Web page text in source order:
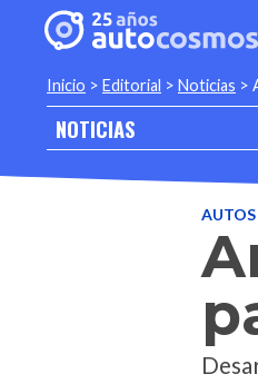
Inicio > Editorial > Noticias >
NOTICIAS